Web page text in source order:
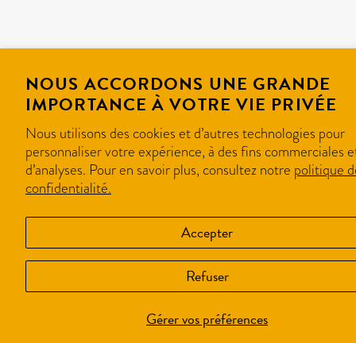
NOUS ACCORDONS UNE GRANDE
IMPORTANCE À VOTRE VIE PRIVÉE
Nous utilisons des cookies et d’autres technologies pour
personnaliser votre expérience, à des fins commerciales
d’analyses. Pour en savoir plus, consultez notre politique
confidentialité.
Gérer vos préférences
Accepter
Refuser